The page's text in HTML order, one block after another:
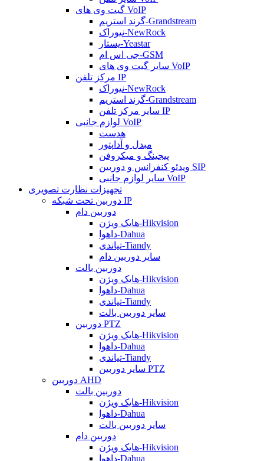
گیت وی های VoIP
گرند استریم-Grandstream
نیوراک-NewRock
یستار-Yeastar
جی اس ام-GSM
سایر گیت وی های VoIP
مرکز تلفن IP
نیوراک-NewRock
گرند استریم-Grandstream
سایر مرکز تلفن IP
لوازم جانبی VoIP
هدست
مبدل و آداپتور
پیجینگ و میکروفن
ویدئو کنفرانس و دوربین SIP
سایر لوازم جانبی VoIP
تجهیزات نظارت تصویری
دوربین تحت شبکه IP
دوربین دام
هایک ویژن-Hikvision
داهوا-Dahua
تیاندی-Tiandy
سایر دوربین دام
دوربین بالت
هایک ویژن-Hikvision
داهوا-Dahua
تیاندی-Tiandy
سایر دوربین بالت
دوربین PTZ
هایک ویژن-Hikvision
داهوا-Dahua
تیاندی-Tiandy
سایر دوربین PTZ
دوربین AHD
دوربین بالت
هایک ویژن-Hikvision
داهوا-Dahua
سایر دوربین بالت
دوربین دام
هایک ویژن-Hikvision
داهوا-Dahua